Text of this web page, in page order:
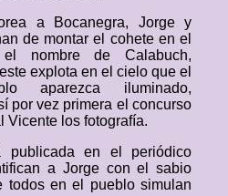
a Bocanegra, Jorge y
de montar el cohete en el
nombre de Calabuch,
explota en el cielo que el
aparezca iluminado,
por vez primera el concurso
Vicente los fotografía.
publicada en el periódico
a Jorge con el sabio
todos en el pueblo simulan